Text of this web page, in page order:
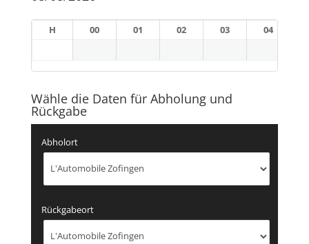
H 00 01 02 03 04
Wähle die Daten für Abholung und
Rückgabe
Abholort
Rückgabeort